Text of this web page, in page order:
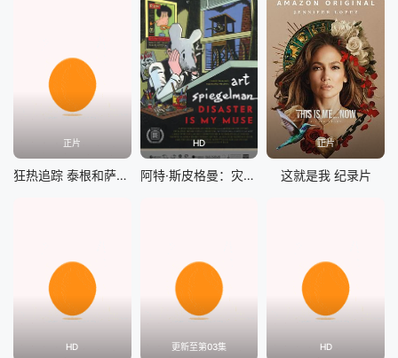
正片
狂热追踪 泰根和萨拉的冒名骗局
HD
阿特·斯皮格曼：灾难是我的缪斯
正片
这就是我 纪录片
HD 更新至第03集 HD